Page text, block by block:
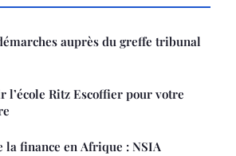
auprès du greffe tribunal
l’école Ritz Escoffier pour votre
la finance en Afrique : NSIA